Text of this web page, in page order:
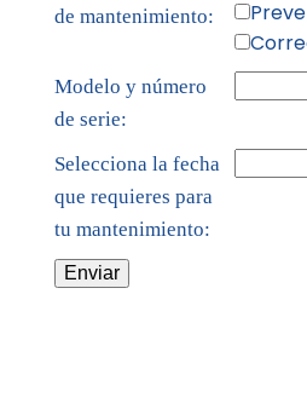
de mantenimiento:
Modelo y número
de serie:
Selecciona la fecha
que requieres para
tu mantenimiento: